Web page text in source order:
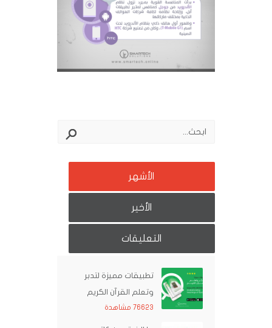
الأشهر
الأخير
التعليقات
تطبيقات مميزة لتدبر
وتعلم القرآن الكريم
76623 مشاهدة